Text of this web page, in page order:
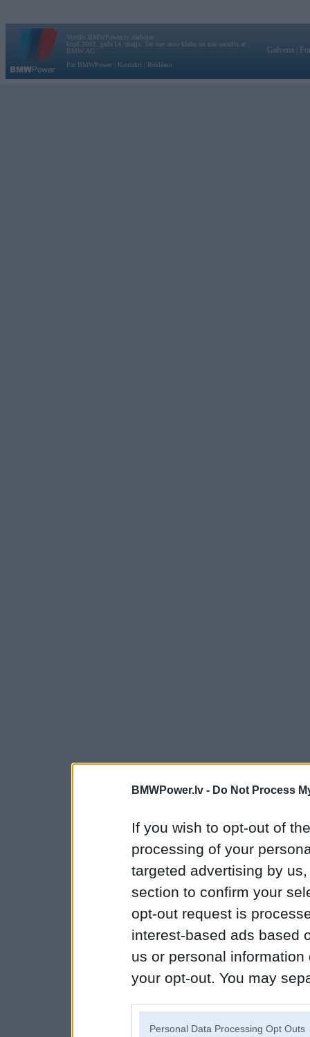
BMWPower.lv - Do Not Process
If you wish to opt-out of
processing of your
targeted advertising by
section to confirm your
opt-out request is
interest-based ads based
us or personal
your opt-out. You may
Personal Data Processing Opt Outs
Vortāls BMWPower.lv darbojas
kopš 2002. gada 14. maija. Tas nav auto klubs un nav saistīts ar
BMW AG.
Par BMWPower
Kontakti Reklāma
Galvena